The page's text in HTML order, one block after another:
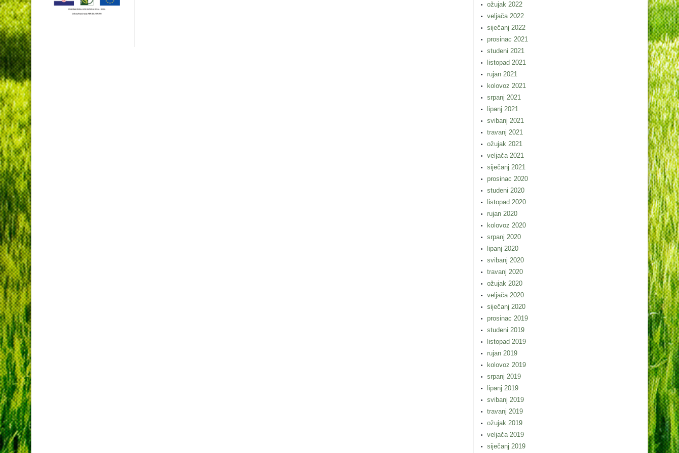
ožujak 2022
veljača 2022
siječanj 2022
prosinac 2021
studeni 2021
listopad 2021
rujan 2021
kolovoz 2021
srpanj 2021
lipanj 2021
svibanj 2021
travanj 2021
ožujak 2021
veljača 2021
siječanj 2021
prosinac 2020
studeni 2020
listopad 2020
rujan 2020
kolovoz 2020
srpanj 2020
lipanj 2020
svibanj 2020
travanj 2020
ožujak 2020
veljača 2020
siječanj 2020
prosinac 2019
studeni 2019
listopad 2019
rujan 2019
kolovoz 2019
srpanj 2019
lipanj 2019
svibanj 2019
travanj 2019
ožujak 2019
veljača 2019
siječanj 2019